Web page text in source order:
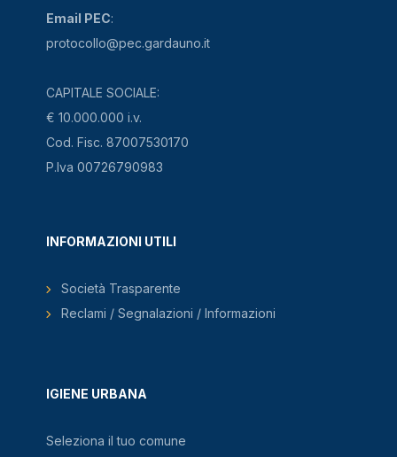
Email PEC:
protocollo@pec.gardauno.it
CAPITALE SOCIALE:
€ 10.000.000 i.v.
Cod. Fisc. 87007530170
P.Iva 00726790983
IGIENE URBANA
Seleziona il tuo comune
INFORMAZIONI UTILI
Società Trasparente
Reclami / Segnalazioni / Informazioni